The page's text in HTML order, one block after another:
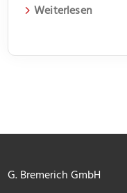
Weiterlesen
G. Bremerich GmbH